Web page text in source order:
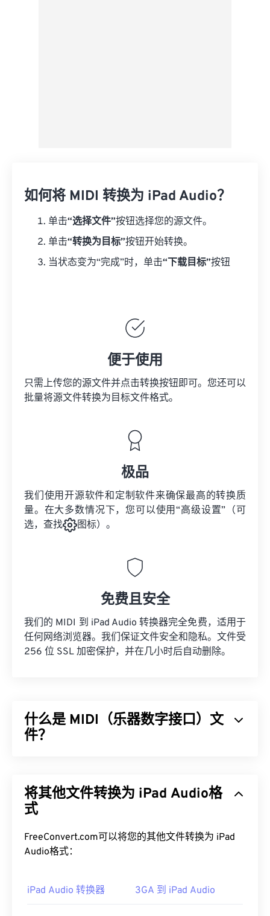
如何将 MIDI 转换为 iPad Audio？
单击“选择文件”按钮选择您的源文件。
单击“转换为目标”按钮开始转换。
当状态变为“完成”时，单击“下载目标”按钮
便于使用
只需上传您的源文件并点击转换按钮即可。您还可以
批量将源文件转换为目标文件格式。
极品
我们使用开源软件和定制软件来确保最高的转换质
量。在大多数情况下，您可以使用“高级设置”（可
选，查找
图标）。
免费且安全
我们的 MIDI 到 iPad Audio 转换器完全免费，适用于
任何网络浏览器。我们保证文件安全和隐私。文件受
256 位 SSL 加密保护，并在几小时后自动删除。
什么是 MIDI（乐器数字接口）文
件？
标准化语言。MIDI 与其他音频文件类型不同，其目
的是在应用程序、软件和硬件之间共享音乐信息（例
如何打开 MIDI 文件？
Audacity。Awave可以读取 260 种不同的音频格
将其他文件转换为 iPad Audio格
式
FreeConvert.com可以将您的其他文件转换为 iPad
Audio格式：
iPad Audio 转换器 3GA 到 iPad Audio